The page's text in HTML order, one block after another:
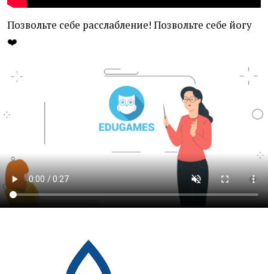
Позвольте себе расслабление! Позвольте себе йогу
❤️